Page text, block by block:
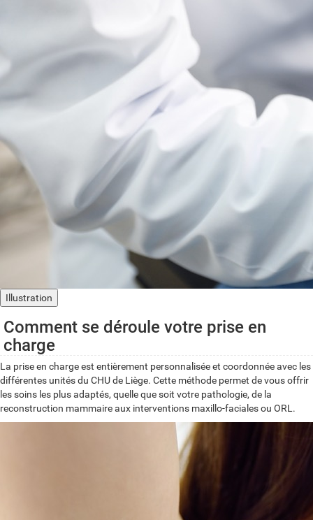
Illustration
Comment se déroule votre prise en
charge
La prise en charge est entièrement personnalisée et coordonnée avec les
différentes unités du CHU de Liège. Cette méthode permet de vous offrir
les soins les plus adaptés, quelle que soit votre pathologie, de la
reconstruction mammaire aux interventions maxillo-faciales ou ORL.